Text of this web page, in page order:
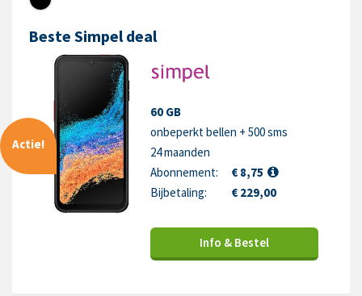
Beste Simpel deal
Actie!
60 GB
onbeperkt bellen + 500 sms
24 maanden
Abonnement:
€ 8,75
Bijbetaling:
€ 229,00
Info & Bestel